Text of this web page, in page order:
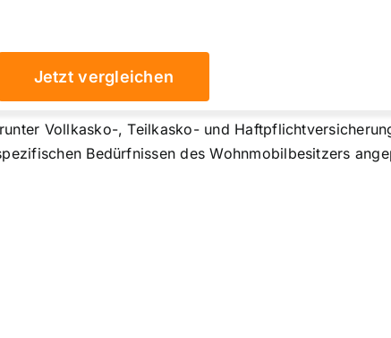
Jetzt vergleichen
Vollkasko-, Teilkasko- und
Bedürfnissen des Wohnmobilbesitzers